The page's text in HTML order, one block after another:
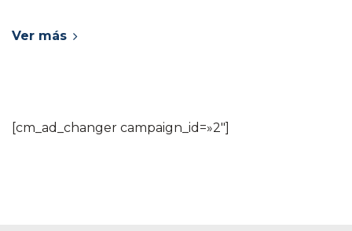
Ver más
[cm_ad_changer campaign_id=»2″]